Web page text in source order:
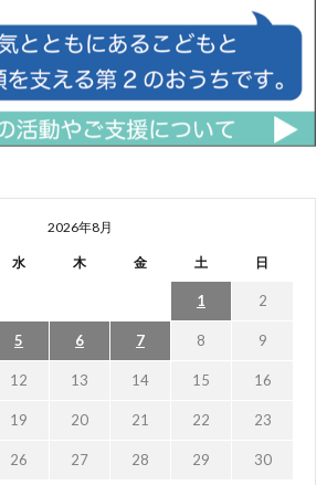
2026年8月
水 木 金 土 日
1 2
5 6 7 8 9
12 13 14 15 16
19 20 21 22 23
26 27 28 29 30